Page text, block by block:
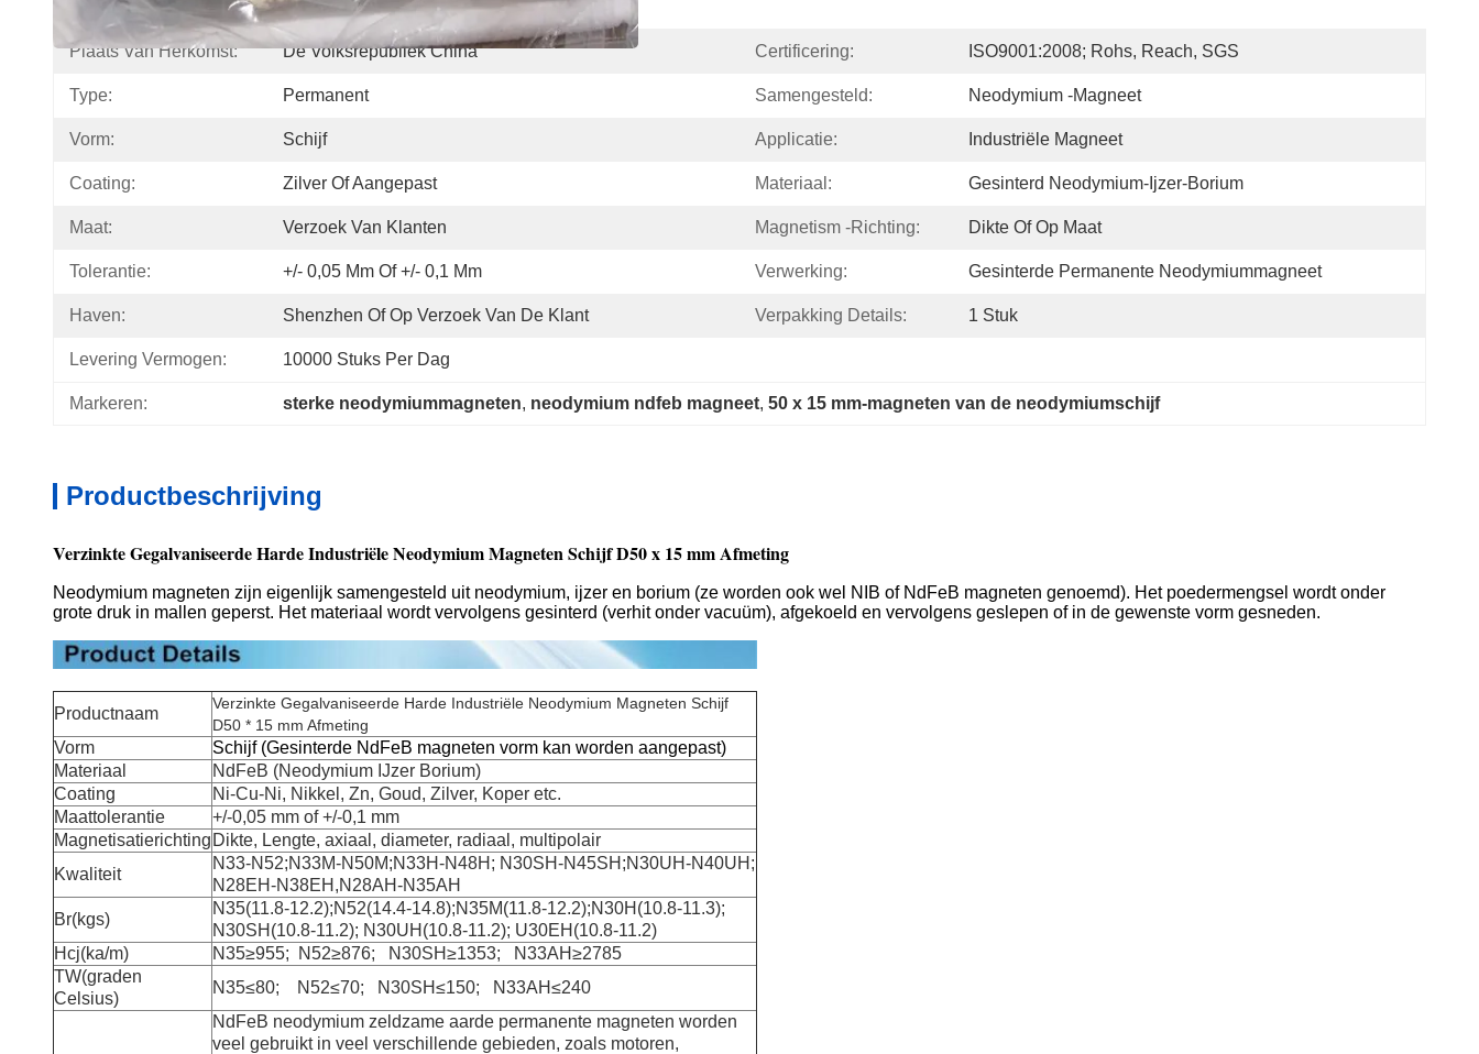
Plaats Van Herkomst: De Volksrepubliek China Certificering: ISO9001:2008; Rohs, Reach, SGS
Type: Permanent Samengesteld: Neodymium -magneet
Vorm: Schijf Applicatie: Industriële Magneet
Coating: Zilver Of Aangepast Materiaal: Gesinterd Neodymium-Ijzer-Borium
Maat: Verzoek Van Klanten Magnetism -richting: Dikte Of Op Maat
Tolerantie: +/- 0,05 Mm Of +/- 0,1 Mm Verwerking: Gesinterde Permanente Neodymiummagneet
Haven: Shenzhen Of Op Verzoek Van De Klant Verpakking Details: 1 Stuk
Levering Vermogen: 10000 Stuks Per Dag
Markeren: sterke neodymiummagneten, neodymium ndfeb magneet, 50 x 15 mm-magneten van de neodymiumschijf
Productbeschrijving
Verzinkte Gegalvaniseerde Harde Industriële Neodymium Magneten Schijf D50 x 15 mm Afmeting
Neodymium magneten zijn eigenlijk samengesteld uit neodymium, ijzer en borium (ze worden ook wel NIB of NdFeB magneten genoemd). Het poedermengsel wordt onder
grote druk in mallen geperst. Het materiaal wordt vervolgens gesinterd (verhit onder vacuüm), afgekoeld en vervolgens geslepen of in de gewenste vorm gesneden.
Productnaam
Verzinkte Gegalvaniseerde Harde Industriële Neodymium Magneten Schijf
D50 * 15 mm Afmeting
Vorm
Schijf (Gesinterde NdFeB magneten vorm kan worden aangepast)
Materiaal
NdFeB (Neodymium IJzer Borium)
Coating
Ni-Cu-Ni, Nikkel, Zn, Goud, Zilver, Koper etc.
Maattolerantie
+/-0,05 mm of +/-0,1 mm
Magnetisatierichting Dikte, Lengte, axiaal, diameter, radiaal, multipolair
Kwaliteit
N33-N52;N33M-N50M;N33H-N48H; N30SH-N45SH;N30UH-N40UH;
N28EH-N38EH,N28AH-N35AH
Br(kgs)
N35(11.8-12.2);N52(14.4-14.8);N35M(11.8-12.2);N30H(10.8-11.3);
N30SH(10.8-11.2); N30UH(10.8-11.2); U30EH(10.8-11.2)
Hcj(ka/m)
N35≥955; N52≥876; N30SH≥1353; N33AH≥2785
TW(graden
Celsius)
N35≤80; N52≤70; N30SH≤150; N33AH≤240
NdFeB neodymium zeldzame aarde permanente magneten worden
veel gebruikt in veel verschillende gebieden, zoals motoren,